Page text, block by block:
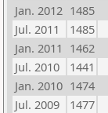
Jan. 2012 1485
Jul. 2011
1485
Jan. 2011 1462
Jul. 2010
1441
Jan. 2010 1474
Jul. 2009
1477